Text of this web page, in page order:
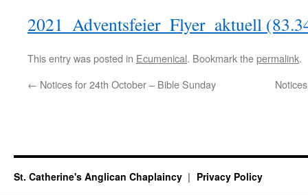
2021_Adventsfeier_Flyer_aktuell
This entry was posted in Ecumenical. Bookmark thepermalink.
← Notices for 24th October – Bible Sunday
St. Catherine's Anglican Chaplaincy Privacy Policy